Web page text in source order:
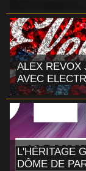
ALEX REVOX
AVEC
L'HÉRITAGE
DÔME DE